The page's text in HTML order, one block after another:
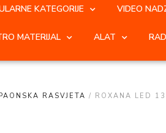
KATEGORIJE VIDEO
MATERIJAL ALAT
RASVJETA / ROXANA LED